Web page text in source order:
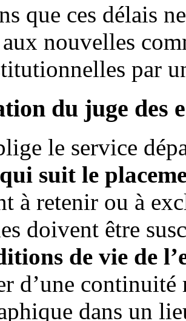
que ces délais
aux nouvelles
par
du juge des
le service
suit le
à retenir ou à
doivent être
de vie de
d’une
dans un